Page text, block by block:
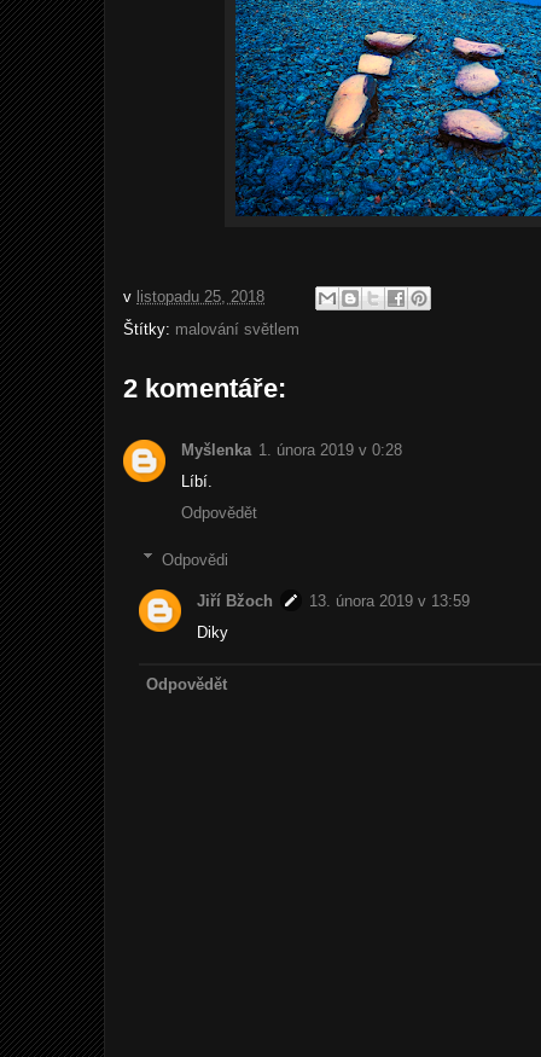
v listopadu 25, 2018
Štítky: malování světlem
2 komentáře:
Myšlenka 1. února 2019 v 0:28
Líbí.
Odpovědět
Odpovědi
Jiří Bžoch
13. února 2019 v 13:59
Diky
Odpovědět